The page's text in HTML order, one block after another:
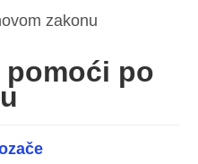
zakonu
po